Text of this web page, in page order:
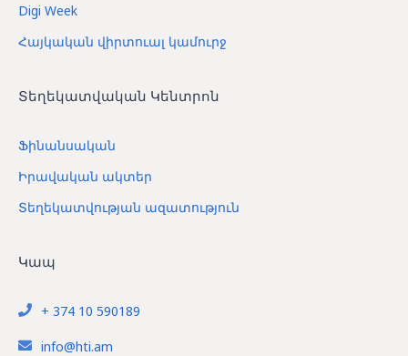
Digi Week
Հայկական վիրտուալ կամուրջ
Տեղեկատվական Կենտրոն
Ֆինանսական
Իրավական ակտեր
Տեղեկատվության ազատություն
Կապ
+ 374 10 590189
info@hti.am